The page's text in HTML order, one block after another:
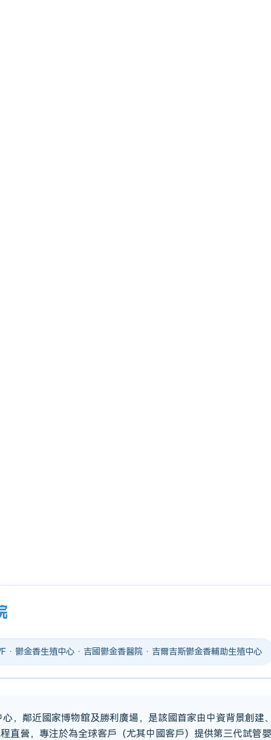
· 鬱金香生殖中心 · 吉國鬱金香醫院 · 吉爾吉斯鬱金香輔助生殖中心
，鄰近國家博物館及勝利廣場，是該國首家由中資背景創建
直營，專注於為全球客戶（尤其中國客戶）提供第三代試管